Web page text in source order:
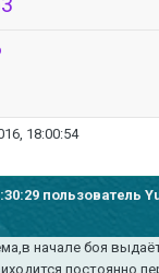
18:00:54
пользователь
начале боя
постоянно